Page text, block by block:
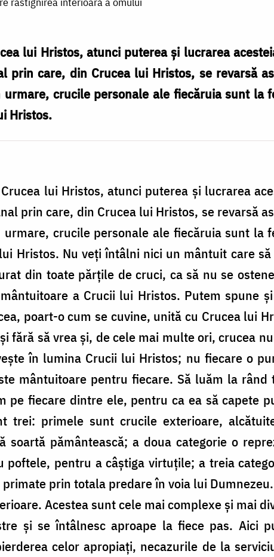
lui Hristos, atunci puterea și lucrarea
prin care, din Crucea lui Hristos, se revarsă
crucile personale ale fiecăruia sunt la
Hristos.
lui Hristos, atunci puterea și lucrarea
prin care, din Crucea lui Hristos, se revarsă
crucile personale ale fiecăruia sunt la
Hristos. Nu veți întâlni nici un mântuit care
din toate părțile de cruci, ca să nu se
a Crucii lui Hristos. Putem spune
poart-o cum se cuvine, unită cu Crucea lui
fără să vrea și, de cele mai multe ori, crucea
în lumina Crucii lui Hristos; nu fiecare o
mântuitoare pentru fiecare. Să luăm la rând
fiecare dintre ele, pentru ca ea să capete
trei: primele sunt crucile exterioare,
pământească; a doua categorie o
pentru a câștiga virtuțile; a treia
prin totala predare în voia lui Dumnezeu.
Acestea sunt cele mai complexe și mai
și se întâlnesc aproape la fiece pas. Aici
celor apropiați, necazurile de la